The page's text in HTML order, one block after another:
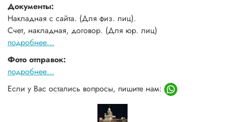
Документы:
Накладная с сайта. (Для физ. лиц).
Счет, накладная, договор. (Для юр. лиц)
подробнее...
Фото отправок:
подробнее...
Если у Вас остались вопросы, пишите нам: